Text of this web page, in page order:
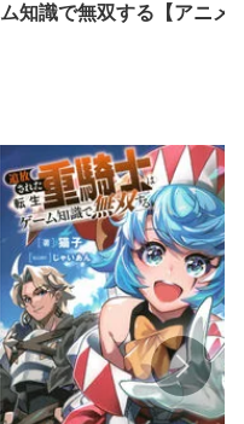
ム知識で無双する【アニメ